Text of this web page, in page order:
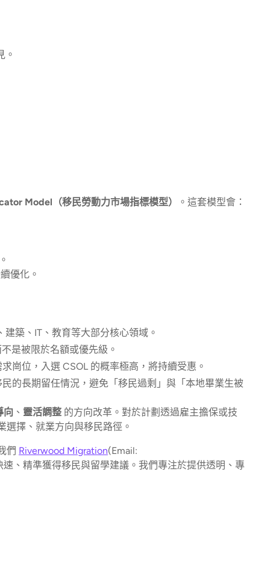
。
Model（移民勞動力市場指標模型） 。這套模型會：
優化。
築、IT、教育等大部分核心領域。
是被限於名額或優先級。
崗位，入選 CSOL 的概率極高，將持續受惠。
的長期留任情況，避免「移民過剩」與「本地畢業生被
向、 靈活調整的方向改革。對於計劃透過雇主擔保或技
擇、就業方向與移民路徑。
們 Riverwood Migration(Email:
、精準獲得移民與留學建議。我們專注於提供透明、專